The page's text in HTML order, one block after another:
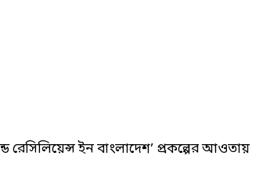
রেসিলিয়েন্স ইন বাংলাদেশ’ প্রকল্পের আওতায়